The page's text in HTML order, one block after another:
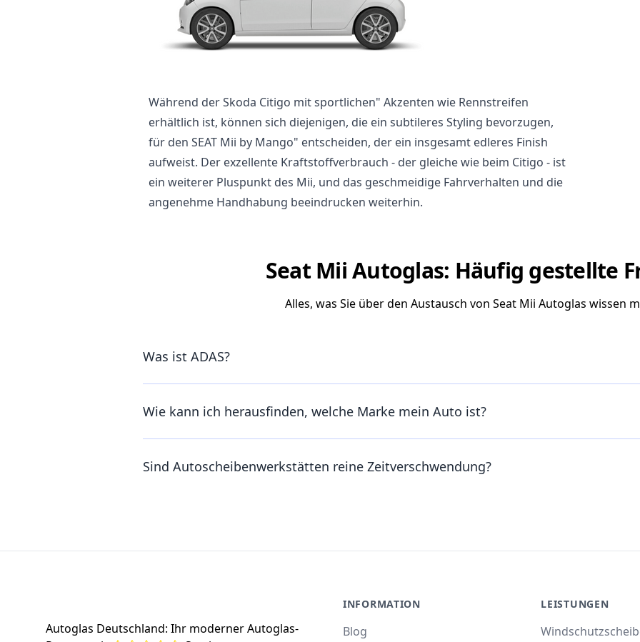
Während der Skoda Citigo mit sportlichen" Akzenten wie Rennstreifen
erhältlich ist, können sich diejenigen, die ein subtileres Styling bevorzugen,
für den SEAT Mii by Mango" entscheiden, der ein insgesamt edleres Finish
aufweist. Der exzellente Kraftstoffverbrauch - der gleiche wie beim Citigo - ist
ein weiterer Pluspunkt des Mii, und das geschmeidige Fahrverhalten und die
angenehme Handhabung beeindrucken weiterhin.
Seat Mii Autoglas: Häufig gestellte
Alles, was Sie über den Austausch von Seat Mii Autoglas wissen
Was ist ADAS?
Wie kann ich herausfinden, welche Marke mein Auto ist?
Sind Autoscheibenwerkstätten reine Zeitverschwendung?
Autoglas Deutschland: Ihr moderner Autoglas-
INFORMATION
Blog
LEISTUNGEN